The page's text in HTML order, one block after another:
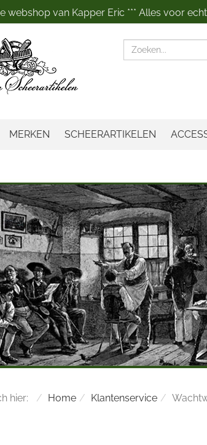
webshop van Kapper Eric *** Alles voor
Zoeken
MERKEN SCHEERARTIKELEN
hier: Home Klantenservice